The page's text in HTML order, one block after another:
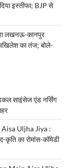
इस्तीफा; BJP से
लखनऊ-कानपुर
का तंज; बोले-
साइंसेज एंड नर्सिंग
Uljha Jiya :
कृति का रोमांस-कॉमेडी